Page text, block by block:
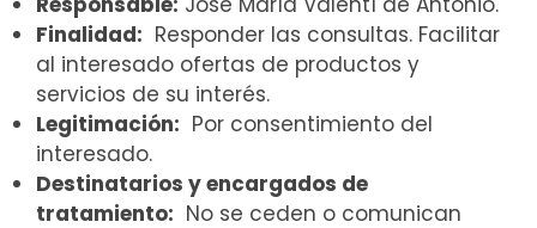
Finalidad: Responder las consultas. Facilitar
al interesado ofertas de productos y
servicios de su interés.
Legitimación: Por consentimiento del
interesado.
Destinatarios y encargados de
tratamiento: No se ceden o comunican